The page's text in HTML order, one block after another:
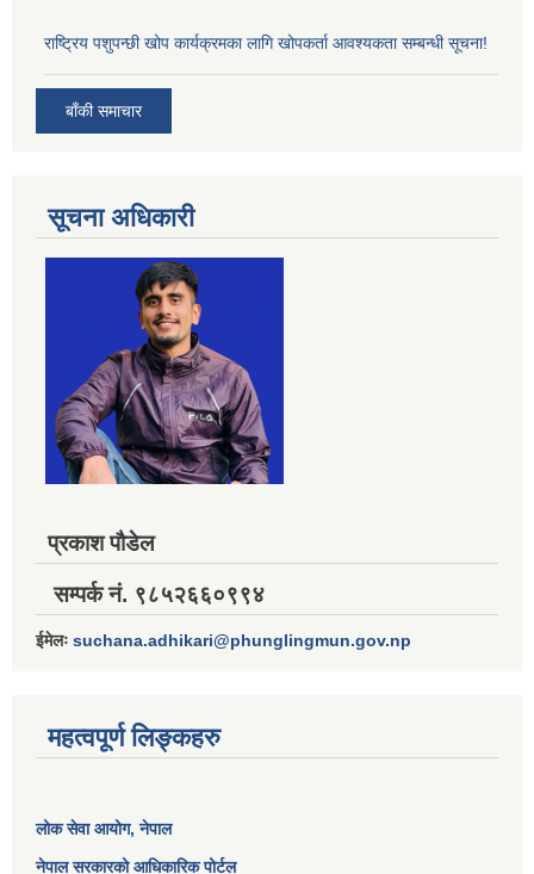
राष्ट्रिय पशुपन्छी खोप कार्यक्रमका लागि खोपकर्ता आवश्यकता सम्बन्धी सूचना!
बाँकी समाचार
सूचना अधिकारी
प्रकाश पौडेल
सम्पर्क नं. ९८५२६६०९९४
ईमेलः suchana.adhikari@phunglingmun.gov.np
महत्वपूर्ण लिङ्कहरु
लोक सेवा आयोग, नेपाल
नेपाल सरकारको आधिकारिक पोर्टल